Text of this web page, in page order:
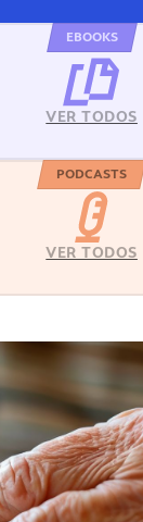
EBOOKS
VER TODOS
PODCASTS
VER TODOS